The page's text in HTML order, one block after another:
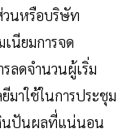
นหรือบริษัท
นียมการจด
ลดจำนวนผู้เริ่ม
มาใช้ในการประชุม
งินปันผลที่แน่นอน